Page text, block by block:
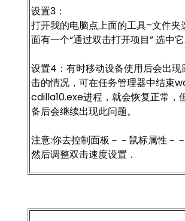
设置3：
打开我的电脑点上面的工具–文件
面有一个“通过双击打开项目” 选中它
设置4：有时移动设备使用后会出
击的情况，可在任务管理器中结束
cdilla10.exe进程，就会恢复正常，
备后会继续出现此问题。
注意:你去控制面板－－鼠标属性－
然后调整双击速度设置．